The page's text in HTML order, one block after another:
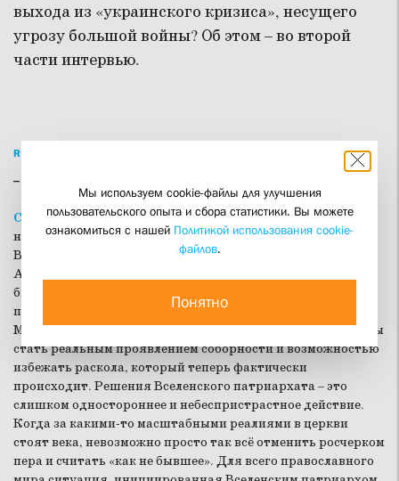
выхода из «украинского кризиса», несущего
угрозу большой войны? Об этом – во второй
части интервью.
READ THIS IN ENGLISH
– Какие пути выхода из кризиса вы видите?
Священник Георгий Кочетков:Патриарх Кирилл и
некоторые поместные церкви призывают созвать
Всеправославный собор по этому поводу. Например,
Антиохийский патриарх выступил с таким призывом. Это
было бы важно, потому что вопрос касается всех
православных церквей, а не только Константинополя или
Москвы. Это был бы очень непростой собор, но это могло бы
стать реальным проявлением соборности и возможностью
избежать раскола, который теперь фактически
происходит. Решения Вселенского патриархата – это
слишком одностороннее и небеспристрастное действие.
Когда за какими-то масштабными реалиями в церкви
стоят века, невозможно просто так всё отменить росчерком
пера и считать «как не бывшее». Для всего православного
Мы используем cookie-файлы для улучшения
пользовательского опыта и сбора статистики. Вы можете
ознакомиться с нашей Политикой использования cookie-
файлов.
Понятно